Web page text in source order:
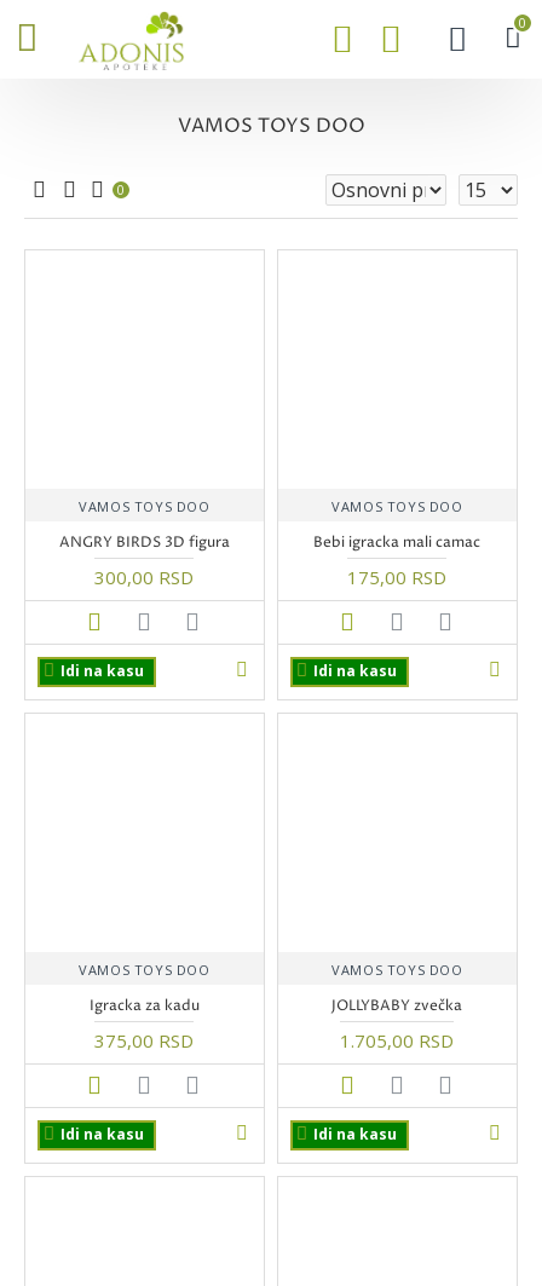
0
VAMOS TOYS DOO
0
VAMOS TOYS DOO
ANGRY BIRDS 3D figura
300,00 RSD
Idi na kasu
VAMOS TOYS DOO
Bebi igracka mali camac
175,00 RSD
Idi na kasu
VAMOS TOYS DOO
Igracka za kadu
375,00 RSD
Idi na kasu
VAMOS TOYS DOO
JOLLYBABY zvečka
1.705,00 RSD
Idi na kasu